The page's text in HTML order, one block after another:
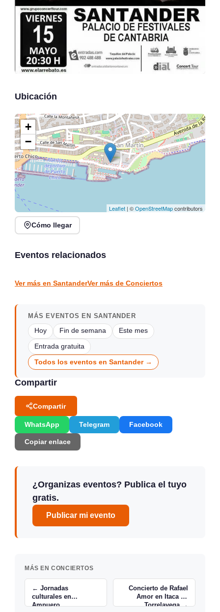
Ubicación
+
−
Leaflet | ©OpenStreetMapcontributors
Cómo llegar
Eventos relacionados
Rosana Garín en directo
Colindres
Ver más en SantanderVer más de Conciertos
MÁS EVENTOS EN SANTANDER
Hoy Fin de semana Este mes
Entrada gratuita
Todos los eventos en Santander →
Compartir
Compartir
WhatsApp Telegram Facebook
Copiar enlace
¿Organizas eventos? Publica el tuyo
gratis.
Publicar mi evento
MÁS EN CONCIERTOS
← Jornadas
culturales en
Ampuero
Concierto de Rafael
Amor en Itaca en
Torrelavega →